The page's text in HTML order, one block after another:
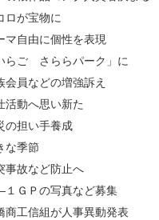
ロが宝物に
マ自由に個性を表現
らご さららパーク」に
会員などの増強訴え
活動へ思い新た
の担い手養成
な季節
事故など防止へ
１ＧＰの写真など募集
商工信組が人事異動発表